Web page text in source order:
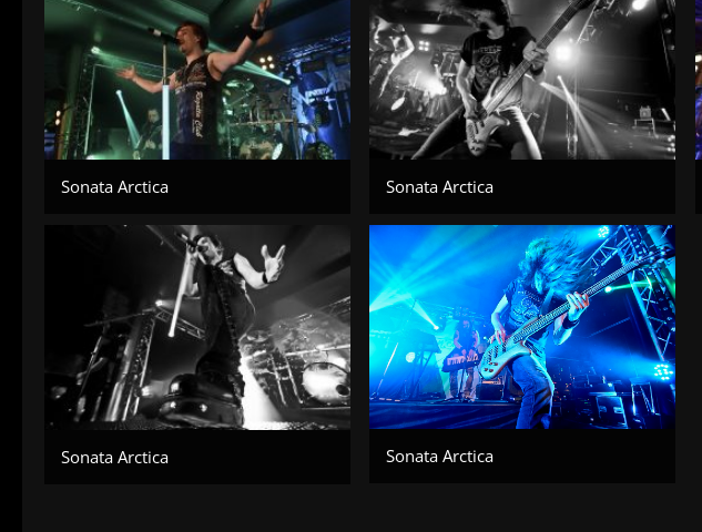
Sonata Arctica Sonata Arctica
Sonata Arctica Sonata Arctica